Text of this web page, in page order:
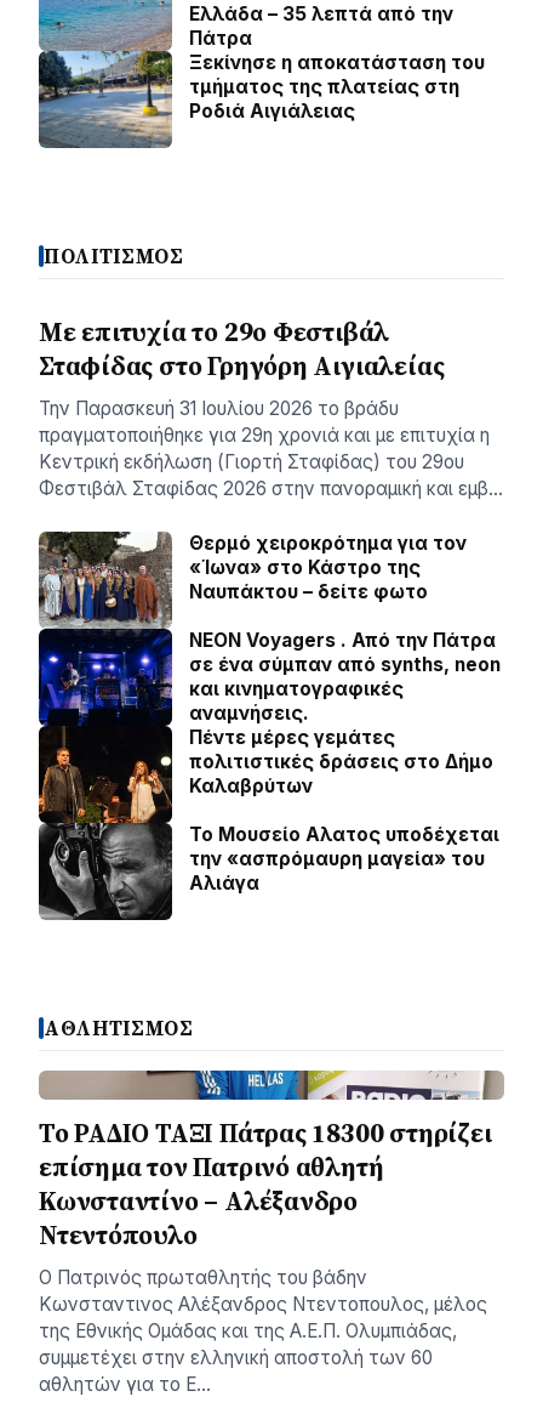
Ελλάδα – 35 λεπτά από την
Πάτρα
Ξεκίνησε η αποκατάσταση του
τμήματος της πλατείας στη
Ροδιά Αιγιάλειας
ΠΟΛΙΤΙΣΜΟΣ
Με επιτυχία το 29ο Φεστιβάλ
Σταφίδας στο Γρηγόρη Aιγιαλείας
Την Παρασκευή 31 Ιουλίου 2026 το βράδυ
πραγματοποιήθηκε για 29η χρονιά και με επιτυχία η
Κεντρική εκδήλωση (Γιορτή Σταφίδας) του 29ου
Φεστιβάλ Σταφίδας 2026 στην πανοραμική και εμβ…
Θερμό χειροκρότημα για τον
«Ίωνα» στο Κάστρο της
Ναυπάκτου – δείτε φωτο
NEON Voyagers . Από την Πάτρα
σε ένα σύμπαν από synths, neon
και κινηματογραφικές
αναμνήσεις.
Πέντε μέρες γεμάτες
πολιτιστικές δράσεις στο Δήμο
Καλαβρύτων
Το Μουσείο Αλατος υποδέχεται
την «ασπρόμαυρη μαγεία» του
Αλιάγα
ΑΘΛΗΤΙΣΜΟΣ
Το ΡΑΔΙΟ ΤΑΞΙ Πάτρας 18300 στηρίζει
επίσημα τον Πατρινό αθλητή
Κωνσταντίνο – Αλέξανδρο
Ντεντόπουλο
Ο Πατρινός πρωταθλητής του βάδην
Κωνσταντινος Αλέξανδρος Ντεντοπουλος, μέλος
της Εθνικής Ομάδας και της Α.Ε.Π. Ολυμπιάδας,
συμμετέχει στην ελληνική αποστολή των 60
αθλητών για το Ε…